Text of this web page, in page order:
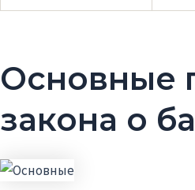
Основные
закона о